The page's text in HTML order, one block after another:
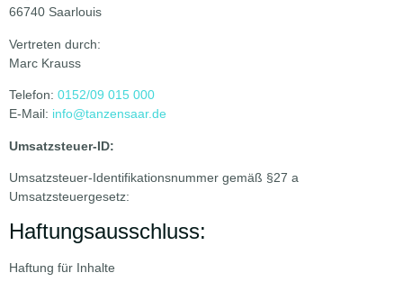
66740 Saarlouis
Vertreten durch:
Marc Krauss
Telefon: 0152/09 015 000
E-Mail: info@tanzensaar.de
Umsatzsteuer-ID:
Umsatzsteuer-Identifikationsnummer gemäß §27 a
Umsatzsteuergesetz:
Haftungsausschluss:
Haftung für Inhalte